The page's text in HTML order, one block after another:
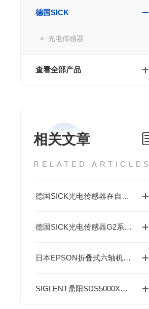
德国SICK
光电传感器
查看全部产品
相关文章
RELATED ARTICLES
德国SICK光电传感器在自动化生产中的应用分析
德国SICK光电传感器G2系列适用于狭窄空间-成都藤田科技提供
日本EPSON折叠式六轴机器人N2系列技术解析
SIGLENT鼎阳SDS5000X系列示波器16通道分析